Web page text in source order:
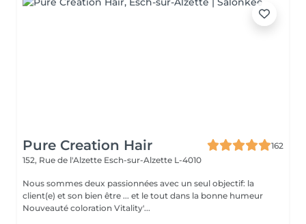
Pure Creation Hair
162
152, Rue de l'Alzette Esch-sur-Alzette L-4010
Nous sommes deux passionnées avec un seul objectif: la
client(e) et son bien être ... et le tout dans la bonne humeur
Nouveauté coloration Vitality'...